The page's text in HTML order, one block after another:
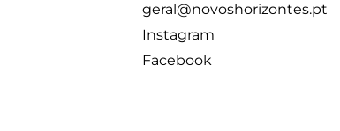
geral@novoshorizontes.pt
Instagram
Facebook